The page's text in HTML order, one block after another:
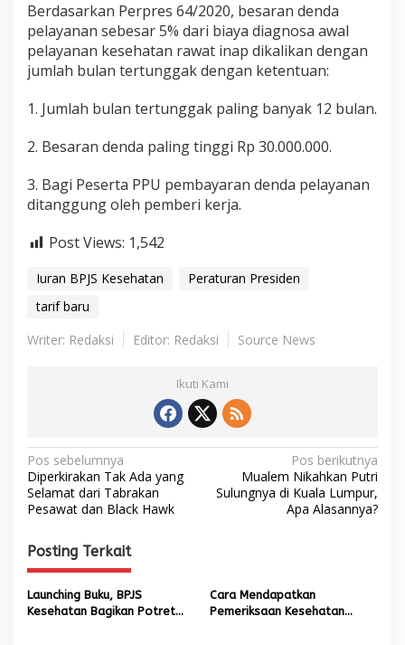
Berdasarkan Perpres 64/2020, besaran denda
pelayanan sebesar 5% dari biaya diagnosa awal
pelayanan kesehatan rawat inap dikalikan dengan
jumlah bulan tertunggak dengan ketentuan:
1. Jumlah bulan tertunggak paling banyak 12 bulan.
2. Besaran denda paling tinggi Rp 30.000.000.
3. Bagi Peserta PPU pembayaran denda pelayanan
ditanggung oleh pemberi kerja.
Post Views: 1,542
Iuran BPJS Kesehatan
Peraturan Presiden
tarif baru
Writer: Redaksi
Editor: Redaksi Source News
Ikuti Kami
N
a
v
i
g
a
s
Pos sebelumnya
Diperkirakan Tak Ada yang
Selamat dari Tabrakan
Pesawat dan Black Hawk
Pos berikutnya
Mualem Nikahkan Putri
Sulungnya di Kuala Lumpur,
Apa Alasannya?
Posting Terkait
Launching Buku, BPJS
Kesehatan Bagikan Potret
Cara Mendapatkan
Pemeriksaan Kesehatan